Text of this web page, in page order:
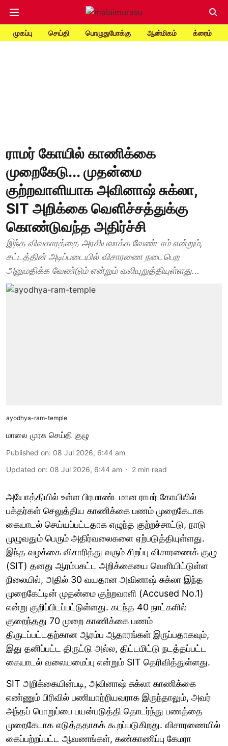
முகப்பு செய்தி பொழுதுபோக்கு ஆன்மிகம் க்ரைம்
ராமர் கோயில் காணிக்கை
முறைகேடு... முதன்மை
குற்றவாளியாக அவினாஷ் சுக்லா,
SIT அறிக்கை வெளிச்சத்துக்கு
கொண்டுவந்த அதிர்ச்சி
இந்த விவகாரத்தை அரசியலாக்க வேண்டாம் என்றும்,
சட்டத்தின் அடிப்படையில் விசாரணை நடைபெற
அனுமதிக்க வேண்டும் என்றும் வலியுறுத்தியுள்ளது...
ayodhya-ram-temple
மாலை முரசு செய்தி குழு
Published on: 08 Jul 2026, 6:44 am
Updated on: 08 Jul 2026, 6:44 am 2 min read
அயோத்தியில் உள்ள பிரமாண்டமான ராமர் கோயிலில்
பக்தர்கள் செலுத்திய காணிக்கை பணம் முறைகேடாக
கையாடல் செய்யப்பட்டதாக எழுந்த குற்றச்சாட்டு, நாடு
முழுவதும் பெரும் அதிர்வலைகளை ஏற்படுத்தியுள்ளது.
இந்த வழக்கை விசாரித்து வரும் சிறப்பு விசாரணைக் குழு
(SIT) தனது ஆரம்பகட்ட அறிக்கையை வெளியிட்டுள்ள
நிலையில், அதில் 30 வயதான அவினாஷ் சுக்லா இந்த
முறைகேட்டின் முதன்மை குற்றவாளி (Accused No.1)
என்று குறிப்பிடப்பட்டுள்ளது. கடந்த 40 நாட்களில்
குறைந்தது 70 முறை காணிக்கை பணம்
திருடப்பட்டதற்கான ஆரம்ப ஆதாரங்கள் இருப்பதாகவும்,
இது தனிப்பட்ட திருட்டு அல்ல, திட்டமிட்டு நடத்தப்பட்ட
கையாடல் வலையமைப்பு என்றும் SIT தெரிவித்துள்ளது.
SIT அறிக்கையின்படி, அவினாஷ் சுக்லா காணிக்கை
எண்ணும் பிரிவில் பணியாற்றியவராக இருந்தாலும், அவர்
அந்தப் பொறுப்பை பயன்படுத்தி தொடர்ந்து பணத்தை
முறைகேடாக எடுத்ததாகக் கூறப்படுகிறது. விசாரணையில்
கைப்பற்றப்பட்ட ஆவணங்கள், கண்காணிப்பு கேமரா